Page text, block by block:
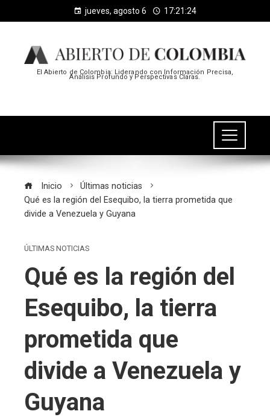
jueves, agosto 6 17:21:24
El Abierto de Colombia: Liderando con Información Precisa,
Análisis Profundo y Perspectivas Claras.
Inicio
Últimas noticias
Qué es la región del Esequibo, la tierra prometida que
divide a Venezuela y Guyana
ÚLTIMAS NOTICIAS
Qué es la región del
Esequibo, la tierra
prometida que
divide a Venezuela y
Guyana